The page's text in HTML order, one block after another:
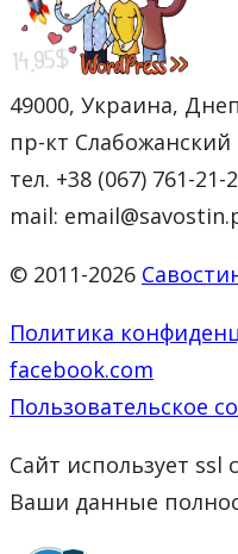
49000, Украина,
пр-кт Слабожанский
тел. +38 (067) 761-21-
mail:
© 2011-2026
Политика
facebook.com
Пользовательское
Сайт использует ssl
Ваши данные